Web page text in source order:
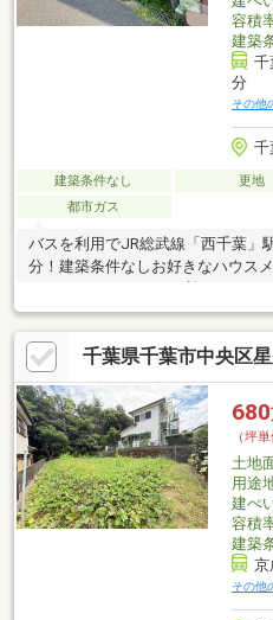
容積
建築
千
分
その他
千
建築条件なし 更地
都市ガス
バスを利用でJR総武線「西千葉」
分！建築条件なしお好きなハウス
千葉県千葉市中央区
680
（坪単
土地
用途
建ぺ
容積
建築
京
その他